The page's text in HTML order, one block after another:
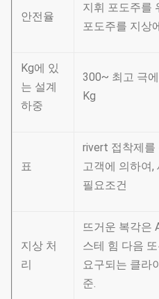
안전율
지휘 포도주를
포도주를 지상
Kg에 있
는 설계
하중
300~ 최고 극
Kg
표
rivert 접착제를
고객에 의하여,
필요조건
지상 처
리
뜨거운 복각은
스테 힘 다음
요구되는 클라
준.